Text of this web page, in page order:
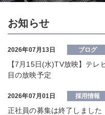
お知らせ
2026年07月13日 ブログ
【7月15日(水)TV放映】テレ
目の放映予定
2026年07月01日 採用情報
正社員の募集は終了しました